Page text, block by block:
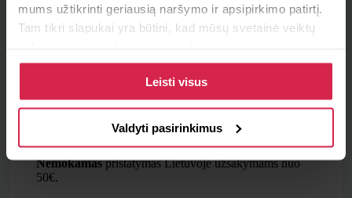
mums užtikrinti geriausią naršymo ir apsipirkimo patirtį.
Tam tikri slapukai yra būtini, kad mūsų svetainė veiktų
Daugiau informacijos apie slapukus ir kaip mes juos
naudojame galite rasti mūsų slapukų politikoje, taip pat
https://www.allaboutcookies.org/
Leisti visus
Valdyti pasirinkimus
Pristatymo sąlygos
Paruoštus užsakymus galite atsiimti pasirinktame
padalinyje nemokamai.
Pristatymas pasirinktu adresu
Nemokamaspristatymas Lietuvoje užsakymams nuo
50€.